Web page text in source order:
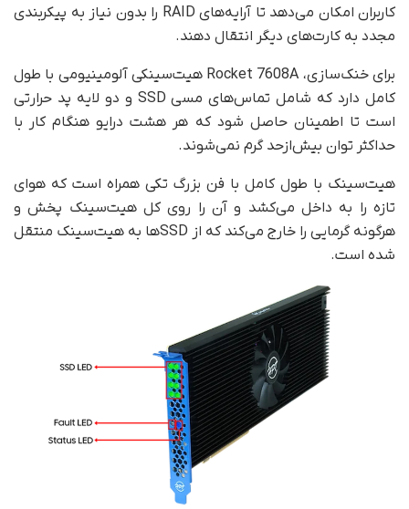
کاربران امکان می‌دهد تا آرایه‌های RAID را بدون نیاز به پیکربندی
مجدد به کارت‌های دیگر انتقال دهند.
برای خنک‌سازی، Rocket 7608A هیت‌سینکی آلومینیومی با طول
کامل دارد که شامل تماس‌های مسی SSD و دو لایه پد حرارتی
است تا اطمینان حاصل شود که هر هشت درایو هنگام کار با
حداکثر توان بیش‌از‌حد گرم نمی‌شوند.
هیت‌سینک با طول کامل با فن بزرگ تکی همراه است که هوای
تازه را به داخل می‌کشد و آن را روی کل هیت‌سینک پخش و
هرگونه گرمایی را خارج می‌کند که از SSDها به هیت‌سینک منتقل
شده است.